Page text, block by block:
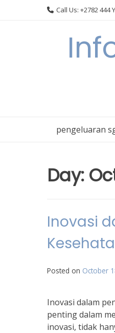
Call Us: +2782 444
pengeluaran
Day:
Inovasi
Posted on October
Inovasi dalam
penting dalam
inovasi, tidak